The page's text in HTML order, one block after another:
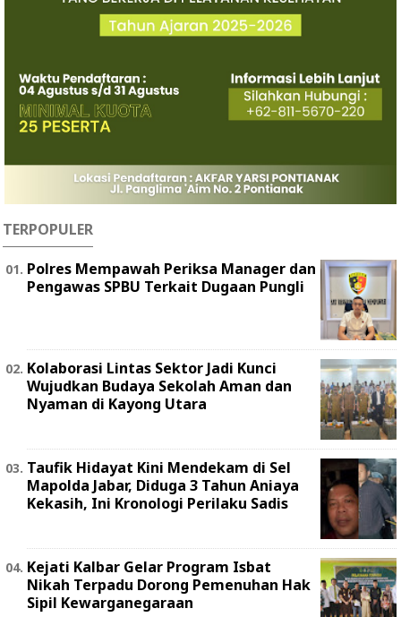
TERPOPULER
Polres Mempawah Periksa Manager dan
Pengawas SPBU Terkait Dugaan Pungli
Kolaborasi Lintas Sektor Jadi Kunci
Wujudkan Budaya Sekolah Aman dan
Nyaman di Kayong Utara
Taufik Hidayat Kini Mendekam di Sel
Mapolda Jabar, Diduga 3 Tahun Aniaya
Kekasih, Ini Kronologi Perilaku Sadis
Kejati Kalbar Gelar Program Isbat
Nikah Terpadu Dorong Pemenuhan Hak
Sipil Kewarganegaraan